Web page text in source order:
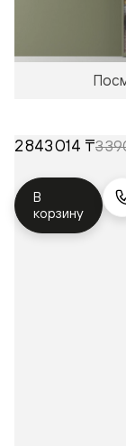
2 843 014 ₸3
В
корзину